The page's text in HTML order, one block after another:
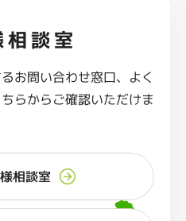
相談室
お問い合わせ窓口、よく
らからご確認いただけま
相談室